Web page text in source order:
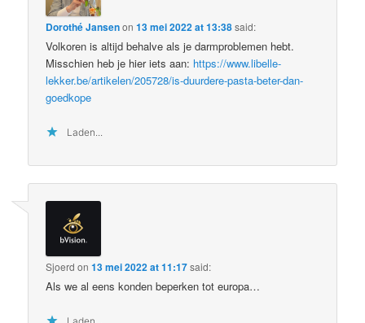
Dorothé Jansenon13 mei 2022 at 13:38said:
Volkoren is altijd behalve als je darmproblemen hebt.
Misschien heb je hier iets aan: https://www.libelle-
lekker.be/artikelen/205728/is-duurdere-pasta-beter-dan-
goedkope
Laden...
Sjoerd on13 mei 2022 at 11:17said:
Als we al eens konden beperken tot europa…